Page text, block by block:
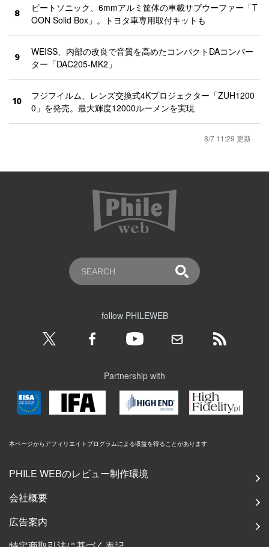
8
ビートソニック、6mmアルミ筐体の車載サブウーファー「T
OON Solid Box」。トヨタ車専用取付キットも
9
WEISS、内部の改良で音質を高めたコンパクトDAコンバー
ター「DAC205-MK2」
10
フジフイルム、レンズ交換式4Kプロジェクター「ZUH1200
0」を発売。最大輝度12000ルーメンを実現
8/7 11:29 更新
follow PHILEWEB
Partnership with
本ページからアフィリエイトプログラムによる収益を得ることがあります
PHILE WEBのレビュー制作環境
会社概要
広告案内